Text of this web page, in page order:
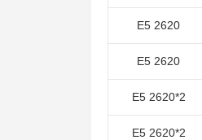
E5 2620
E5 2620
E5 2620*2
E5 2620*2